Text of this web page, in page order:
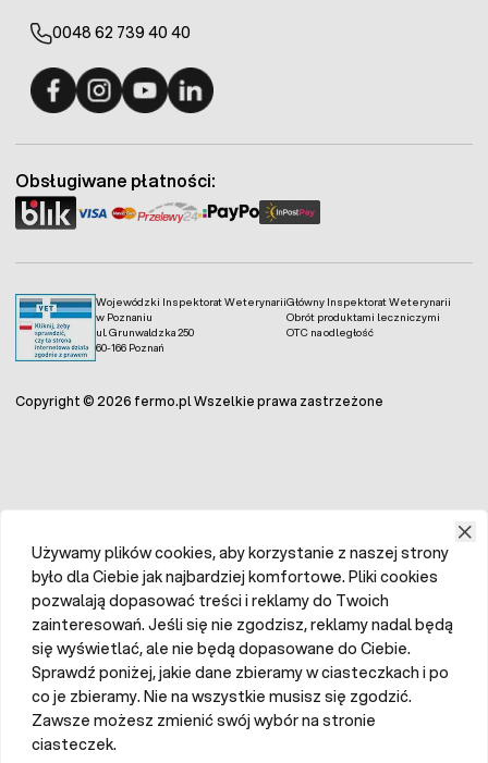
0048 62 739 40 40
Wojewódzki Inspektorat Weterynarii
w Poznaniu
ul. Grunwaldzka 250
60-166 Poznań
Główny Inspektorat Weterynarii
Obrót produktami leczniczymi
OTC na odległość
Obsługiwane płatności:
Copyright © 2026 fermo.pl Wszelkie prawa zastrzeżone
Używamy plików cookies, aby korzystanie z naszej strony
było dla Ciebie jak najbardziej komfortowe. Pliki cookies
pozwalają dopasować treści i reklamy do Twoich
zainteresowań. Jeśli się nie zgodzisz, reklamy nadal będą
się wyświetlać, ale nie będą dopasowane do Ciebie.
Sprawdź poniżej, jakie dane zbieramy w ciasteczkach i po
co je zbieramy. Nie na wszystkie musisz się zgodzić.
Zawsze możesz zmienić swój wybór na stronie
ciasteczek.